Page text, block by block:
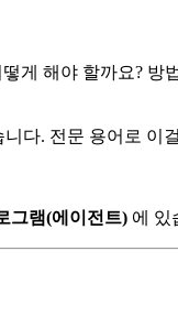
게 해야 할까요? 방
다. 전문 용어로 이걸
그램(에이전트) 에 있